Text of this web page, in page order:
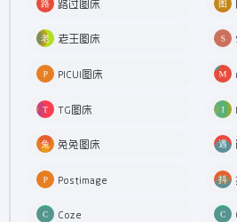
路过图床
老王图床
PICUI图床
TG图床
兔兔图床
Postimage
Coze